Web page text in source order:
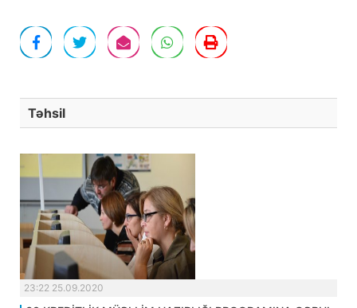
Təhsil
23:22 25.09.2020